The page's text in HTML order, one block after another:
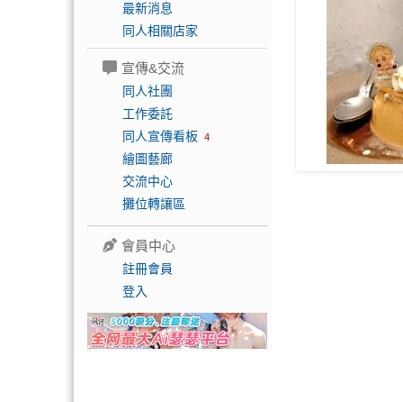
最新消息
同人相關店家
宣傳&交流
同人社團
工作委託
同人宣傳看板 4
繪圖藝廊
交流中心
攤位轉讓區
會員中心
註冊會員
登入